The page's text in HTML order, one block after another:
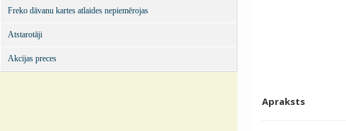
Apraksts
Freko dāvanu kartes atlaides nepiemērojas
Atstarotāji
Akcijas preces